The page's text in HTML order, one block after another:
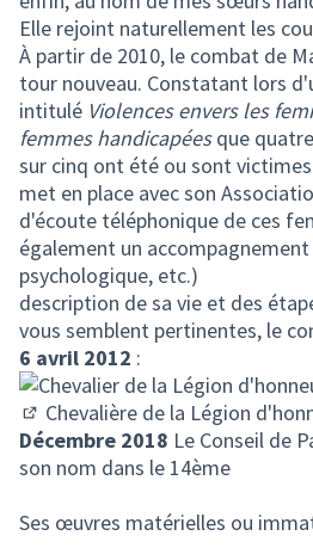
Elle rejoint naturellement les
À partir de 2010, le combat de
tour nouveau. Constatant lors
intitulé Violences envers les
femmes handicapéesque
sur cinq ont été ou sont
met en place avec son
d'écoute téléphonique de ces
également un
psychologique, etc.)
description de sa vie et des
vous semblent pertinentes, le
6 avril 2012 :
(Lien externe)
Chevalière de la Légion
Décembre 2018 Le Conseil de
son nom dans le 14ème
Ses œuvres matérielles ou